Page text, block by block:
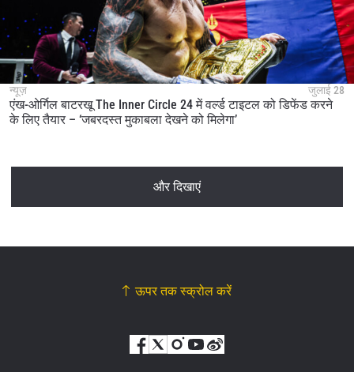
न्यूज़ जुलाई 28
एंख-ओर्गिल बाटरखू The Inner Circle 24 में वर्ल्ड टाइटल को डिफेंड करने
के लिए तैयार – ‘जबरदस्त मुकाबला देखने को मिलेगा’
और दिखाएं
ऊपर तक स्क्रोल करें